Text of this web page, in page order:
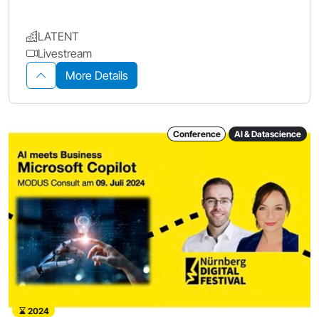
LATENT
Livestream
More Details
Conference AI & Datascience
2024